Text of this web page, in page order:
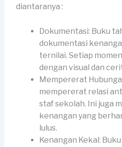
diantaranya :
Dokumentasi: Buku
dokumentasi
ternilai. Setiap
dengan visual dan
Mempererat
mempererat relasi
staf sekolah. Ini juga
kenangan yang
lulus.
Kenangan Kekal: